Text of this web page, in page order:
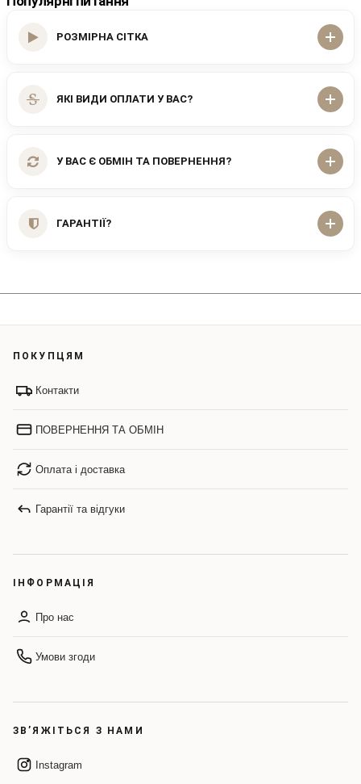
РОЗМІРНА СІТКА
ЯКІ ВИДИ ОПЛАТИ У ВАС?
У ВАС Є ОБМІН ТА ПОВЕРНЕННЯ?
ГАРАНТІЇ?
ПОКУПЦЯМ
Контакти
ПОВЕРНЕННЯ ТА ОБМІН
Оплата і доставка
Гарантії та відгуки
ІНФОРМАЦІЯ
Про нас
Умови згоди
ЗВ’ЯЖІТЬСЯ З НАМИ
Instagram